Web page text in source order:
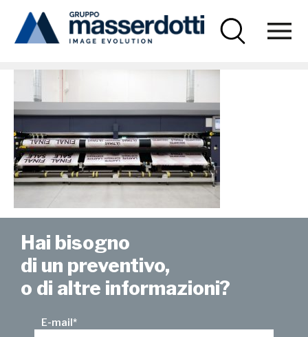
Hai bisogno
di un preventivo,
o di altre informazioni?
E-mail*